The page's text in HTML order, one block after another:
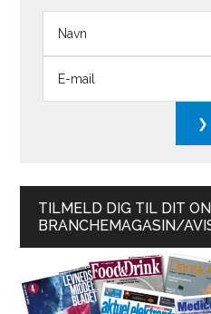
TILMELD DIG TIL DIT
BRANCHEMAGASIN/